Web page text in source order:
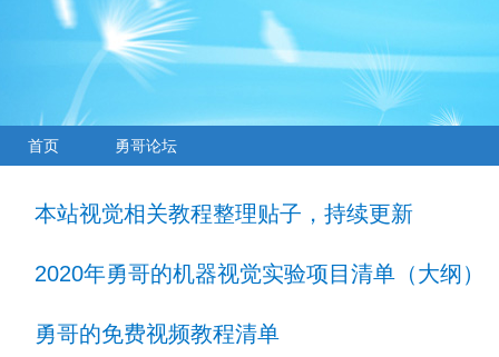
首页 勇哥论坛
本站视觉相关教程整理贴子，持续更新
2020年勇哥的机器视觉实验项目清单（大纲）
勇哥的免费视频教程清单